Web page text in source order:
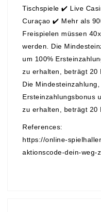
Tischspiele ✔️ Live
Curaçao ✔️ Mehr als
Freispielen müssen
werden. Die
um 100%
zu erhalten, beträgt 20
Die
Ersteinzahlungsbonus
zu erhalten, beträgt 20
References:
https://online-
aktionscode-dein-weg-